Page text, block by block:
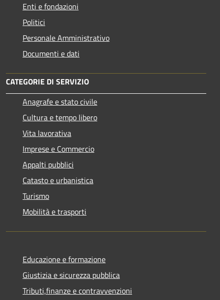
Enti e fondazioni
Politici
Personale Amministrativo
Documenti e dati
CATEGORIE DI SERVIZIO
Anagrafe e stato civile
Cultura e tempo libero
Vita lavorativa
Imprese e Commercio
Appalti pubblici
Catasto e urbanistica
Turismo
Mobilità e trasporti
Educazione e formazione
Giustizia e sicurezza pubblica
Tributi,finanze e contravvenzioni